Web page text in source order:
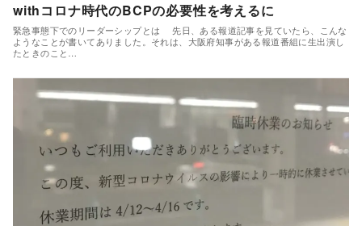
withコロナ時代のBCPの必要性を考えるに
緊急事態下でのリーダーシップとは 先日、ある報道記事を見ていたら、こんな
ようなことが書いてありました。それは、大阪府知事がある報道番組に生出演し
たときのこと…